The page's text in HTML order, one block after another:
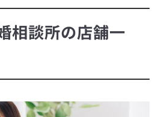
相談所の店舗一